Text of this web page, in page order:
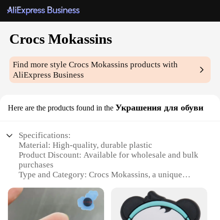
Crocs Mokassins
Find more styleCrocs Mokassins products with
AliExpress Business
Here are the products found in the Украшения для обуви
Specifications:
Material: High-quality, durable plastic
Product Discount: Available for wholesale and bulk
purchases
Type and Category: Crocs Mokassins, a unique
Design and Style: Complementary to Crocs, adding
a touch of elegance
Usage and Purpose: Enhances the look of Crocs,